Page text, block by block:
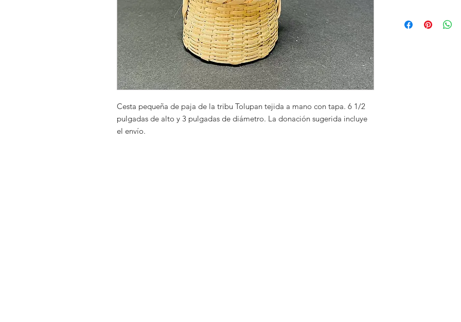
Cesta pequeña de paja de la tribu Tolupan tejida a mano con tapa. 6 1/2
pulgadas de alto y 3 pulgadas de diámetro. La donación sugerida incluye
el envío.